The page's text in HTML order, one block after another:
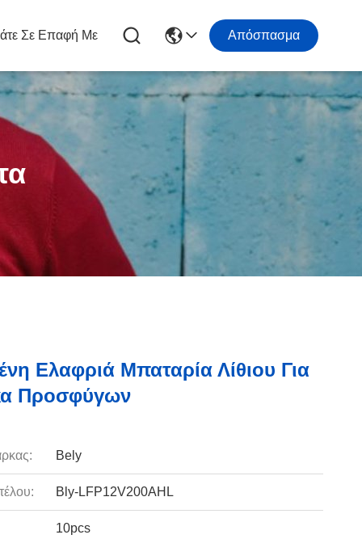
Σε Επαφή Με Απόσπασμα
Ελαφριά Μπαταρία Λίθιου Για
Προσφύγων
Bely
Bly-LFP12V200AHL
10pcs